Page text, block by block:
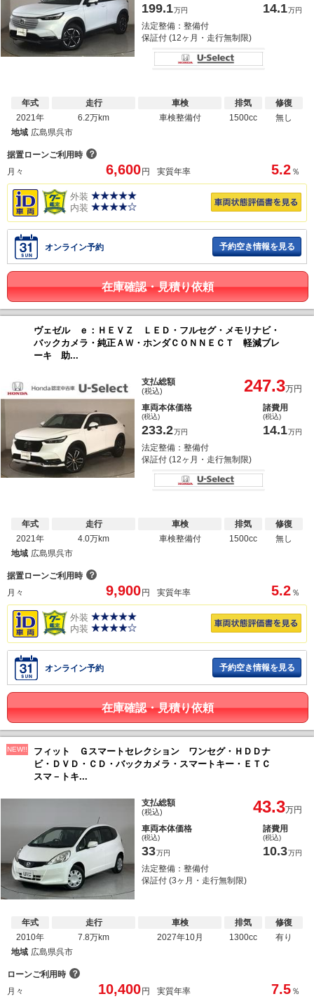
199.1万円 14.1万円
法定整備：整備付
保証付 (12ヶ月・走行無制限)
年式
2021年
走行
6.2万km
車検
車検整備付
排気
1500cc
修復
無し
地域 広島県呉市
据置ローンご利用時 ？
月々
6,600円 実質年率 5.2 ％
外装
内装
オンライン予約 予約空き情報を見る
在庫確認・見積り依頼
ヴェゼル ｅ：ＨＥＶＺ ＬＥＤ・フルセグ・メモリナビ・
バックカメラ・純正ＡＷ・ホンダＣＯＮＮＥＣＴ 軽減ブレ
ーキ 助...
支払総額
(税込) 247.3万円
車両本体価格
(税込)
233.2万円
諸費用
(税込)
14.1万円
法定整備：整備付
保証付 (12ヶ月・走行無制限)
年式
2021年
走行
4.0万km
車検
車検整備付
排気
1500cc
修復
無し
地域 広島県呉市
据置ローンご利用時 ？
月々
9,900 円 実質年率 5.2 ％
外装
内装
オンライン予約 予約空き情報を見る
在庫確認・見積り依頼
NEW!!
フィット Ｇスマートセレクション ワンセグ・ＨＤＤナ
ビ・ＤＶＤ・ＣＤ・バックカメラ・スマートキー・ＥＴＣ
スマ－トキ...
支払総額
(税込) 43.3万円
車両本体価格
(税込)
33万円
諸費用
(税込)
10.3万円
法定整備：整備付
保証付 (3ヶ月・走行無制限)
年式
2010年
走行
7.8万km
車検
2027年10月
排気
1300cc
修復
有り
地域 広島県呉市
ローンご利用時 ？
月々
10,400 円 実質年率 7.5 ％